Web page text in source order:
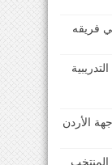
فريقه
الأردن